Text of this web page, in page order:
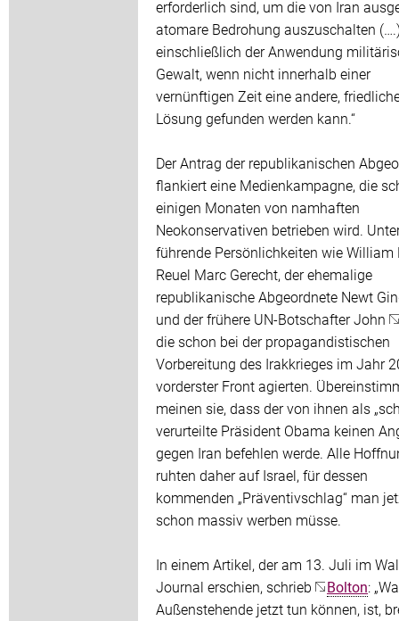
erforderlich sind, um die von Iran
atomare Bedrohung auszuschalten
einschließlich der Anwendung
Gewalt, wenn nicht innerhalb einer
vernünftigen Zeit eine andere,
Lösung gefunden werden kann.“
Der Antrag der republikanischen
flankiert eine Medienkampagne, die
einigen Monaten von namhaften
Neokonservativen betrieben wird.
führende Persönlichkeiten wie William
Reuel Marc Gerecht, der ehemalige
republikanische Abgeordnete Newt
und der frühere UN-Botschafter John
die schon bei der propagandistischen
Vorbereitung des Irakkrieges im Jahr
vorderster Front agierten.
meinen sie, dass der von ihnen als
verurteilte Präsident Obama keinen
gegen Iran befehlen werde. Alle
ruhten daher auf Israel, für dessen
kommenden „Präventivschlag“ man
schon massiv werben müsse.
In einem Artikel, der am 13. Juli im
Journal erschien, schrieb
Bolton:
Außenstehende jetzt tun können, ist,